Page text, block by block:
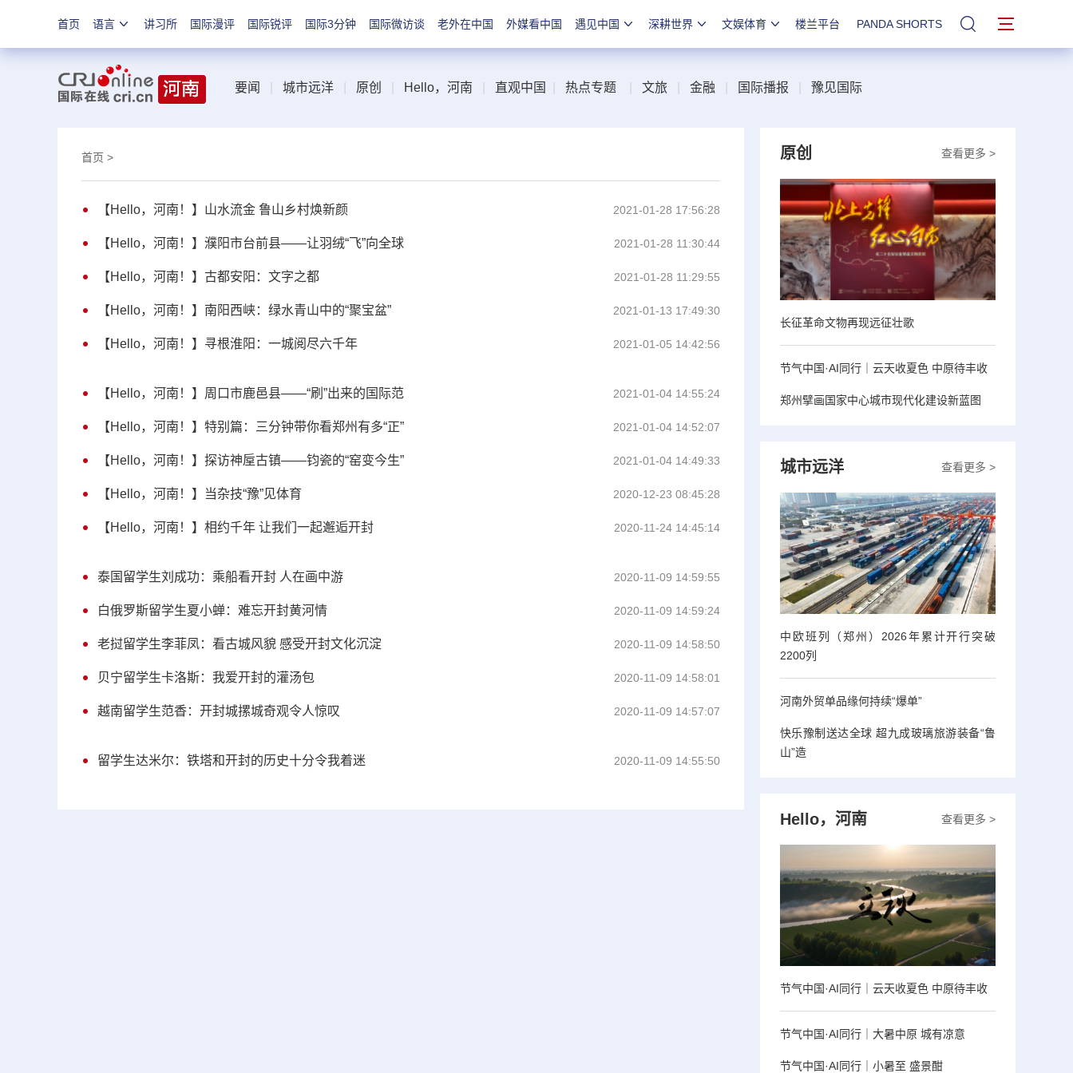
首页 语言 讲习所 国际漫评 国际锐评 国际3分钟 国际微访谈 老外在中国 外媒看中国 遇见中国 深耕世界 文娱体育 楼兰平台 PANDA SHORTS 站内搜索
要闻 城市远洋 原创 Hello，河南 直观中国 热点专题 文旅 金融 国际播报 豫见国际
首页 >
【Hello，河南！】山水流金 鲁山乡村焕新颜 2021-01-28 17:56:28
【Hello，河南！】濮阳市台前县——让羽绒“飞”向全球 2021-01-28 11:30:44
【Hello，河南！】古都安阳：文字之都 2021-01-28 11:29:55
【Hello，河南！】南阳西峡：绿水青山中的“聚宝盆” 2021-01-13 17:49:30
【Hello，河南！】寻根淮阳：一城阅尽六千年 2021-01-05 14:42:56
【Hello，河南！】周口市鹿邑县——“刷”出来的国际范 2021-01-04 14:55:24
【Hello，河南！】特别篇：三分钟带你看郑州有多“正” 2021-01-04 14:52:07
【Hello，河南！】探访神垕古镇——钧瓷的“窑变今生” 2021-01-04 14:49:33
【Hello，河南！】当杂技“豫”见体育 2020-12-23 08:45:28
【Hello，河南！】相约千年 让我们一起邂逅开封 2020-11-24 14:45:14
泰国留学生刘成功：乘船看开封 人在画中游 2020-11-09 14:59:55
白俄罗斯留学生夏小蝉：难忘开封黄河情 2020-11-09 14:59:24
老挝留学生李菲凤：看古城风貌 感受开封文化沉淀 2020-11-09 14:58:50
贝宁留学生卡洛斯：我爱开封的灌汤包 2020-11-09 14:58:01
越南留学生范香：开封城摞城奇观令人惊叹 2020-11-09 14:57:07
留学生达米尔：铁塔和开封的历史十分令我着迷 2020-11-09 14:55:50
查看更多 >
原创
长征革命文物再现远征壮歌
节气中国·AI同行｜云天收夏色 中原待丰收
郑州擘画国家中心城市现代化建设新蓝图
查看更多 >
城市远洋
中欧班列（郑州）2026年累计开行突破
2200列
河南外贸单品缘何持续“爆单”
快乐豫制送达全球 超九成玻璃旅游装备“鲁
山”造
查看更多 >
Hello，河南
节气中国·AI同行｜云天收夏色 中原待丰收
节气中国·AI同行｜大暑中原 城有凉意
节气中国·AI同行｜小暑至 盛景酣